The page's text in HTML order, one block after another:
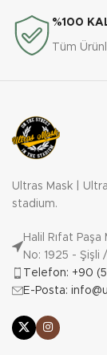
%100
Tüm
Ultras Mask |
stadium.
Halil Rıfat
No: 1925 - Şişli
Telefon: +90
E-Posta: